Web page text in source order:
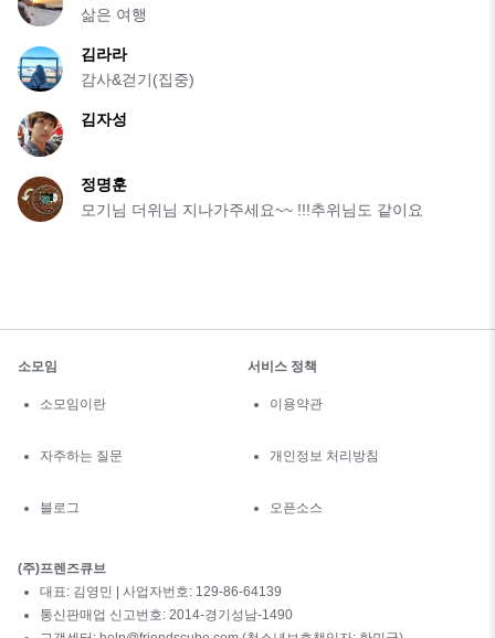
삶은 여행
김라라
감사&걷기(집중)
김자성
정명훈
모기님 더위님 지나가주세요~~ !!!추위님도 같이요
소모임
소모임이란
자주하는 질문
블로그
서비스 정책
이용약관
개인정보 처리방침
오픈소스
(주)프렌즈큐브
대표: 김영민 | 사업자번호: 129-86-64139
통신판매업 신고번호: 2014-경기성남-1490